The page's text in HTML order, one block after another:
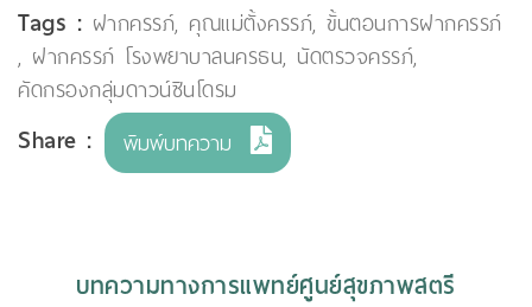
Tags : ฝากครรภ์, คุณแม่ตั้งครรภ์, ขั้นตอนการฝากครรภ์
, ฝากครรภ์ โรงพยาบาลนครธน, นัดตรวจครรภ์,
คัดกรองกลุ่มดาวน์ซินโดรม
Share : พิมพ์บทความ
บทความทางการแพทย์ศูนย์สุขภาพสตรี